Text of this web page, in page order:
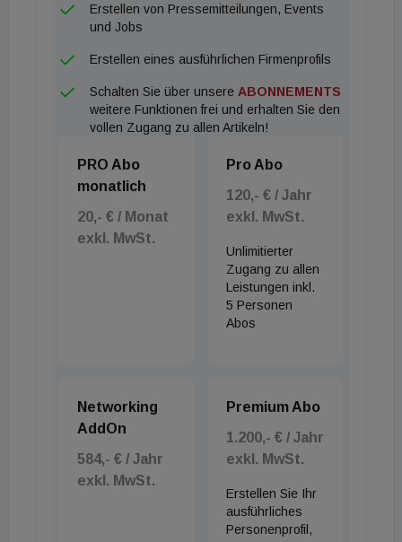
Erstellen von Pressemitteilungen, Events
und Jobs
Erstellen eines ausführlichen Firmenprofils
Schalten Sie über unsere ABONNEMENTS
weitere Funktionen frei und erhalten Sie den
vollen Zugang zu allen Artikeln!
PRO Abo
monatlich
20,- € / Monat
exkl. MwSt.
Pro Abo
120,- € / Jahr
exkl. MwSt.
Unlimitierter
Zugang zu allen
Leistungen inkl.
5 Personen
Abos
Networking
AddOn
584,- € / Jahr
exkl. MwSt.
Premium Abo
1.200,- € / Jahr
exkl. MwSt.
Erstellen Sie Ihr
ausführliches
Personenprofil,